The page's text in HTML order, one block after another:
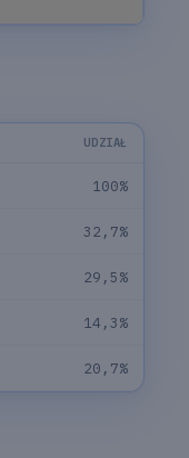
UDZIAŁ
100%
32,7%
29,5%
14,3%
20,7%